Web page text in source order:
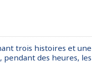
trois histoires et
des heures,